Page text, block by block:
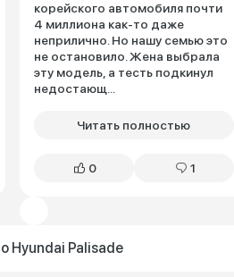
корейского автомобиля почти
4 миллиона как-то даже
неприлично. Но нашу семью это
не остановило. Жена выбрала
эту модель, а тесть подкинул
недостающ...
Читать полностью
0 1
Hyundai Palisade